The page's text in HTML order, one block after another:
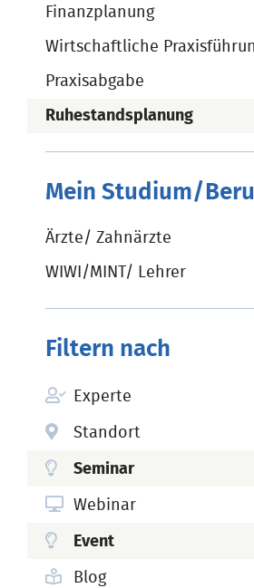
Finanzplanung
Wirtschaftliche
Praxisabgabe
Ruhestandsplanung
Mein Studium/
Ärzte/ Zahnärzte
WIWI/MINT/ Lehrer
Filtern nach
Experte
Standort
Seminar
Webinar
Event
Blog